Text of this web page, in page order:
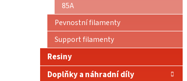
85A
Pevnostní filamenty
Support filamenty
Resiny
Doplňky a náhradní díly